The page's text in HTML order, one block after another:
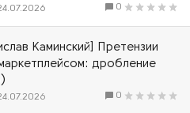
0
Каминский] Претензии
дробление
0